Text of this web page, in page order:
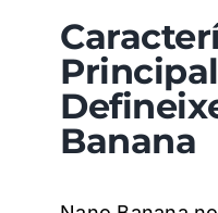
Banana